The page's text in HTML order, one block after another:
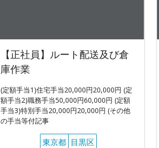
【正社員】ルート配送及び倉
庫作業
(定額手当1)住宅手当20,000円20,000円 (定
額手当2)職務手当50,000円60,000円 (定額
手当3)特別手当20,000円20,000円 (その他
の手当等付記事
東京都 目黒区